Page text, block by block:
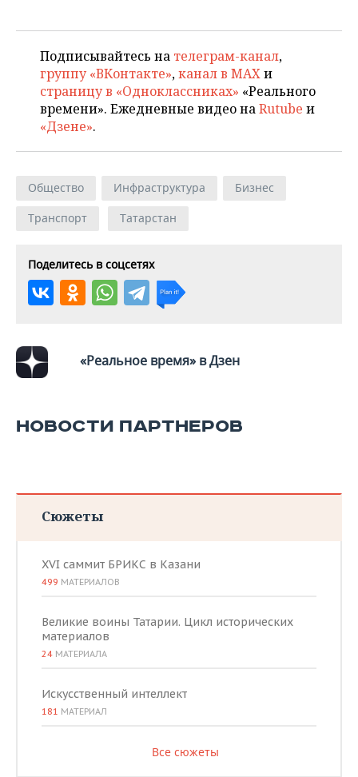
Подписывайтесь на телеграм-канал,
группу «ВКонтакте»,канал в MAXи
страницу в «Одноклассниках» «Реального
времени». Ежедневные видео наRutube и
«Дзене».
Общество Инфраструктура
Бизнес
Транспорт
Татарстан
Поделитесь в соцсетях
«Реальное время» в Дзен
НОВОСТИ ПАРТНЕРОВ
Сюжеты
XVI саммит БРИКС в Казани
499 МАТЕРИАЛОВ
Великие воины Татарии. Цикл исторических
материалов
24 МАТЕРИАЛА
Искусственный интеллект
181 МАТЕРИАЛ
Все сюжеты